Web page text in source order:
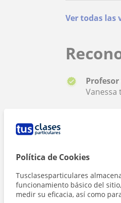
Política de Cookies
Tusclasesparticulares
funcionamiento básico del
medir su eficacia, así como
Ver todas las
Vanessa